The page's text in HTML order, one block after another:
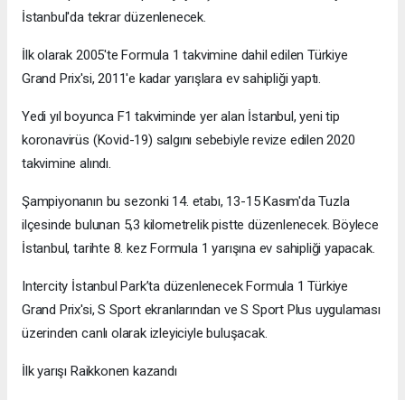
İstanbul'da tekrar düzenlenecek.
İlk olarak 2005'te Formula 1 takvimine dahil edilen Türkiye
Grand Prix'si, 2011'e kadar yarışlara ev sahipliği yaptı.
Yedi yıl boyunca F1 takviminde yer alan İstanbul, yeni tip
koronavirüs (Kovid-19) salgını sebebiyle revize edilen 2020
takvimine alındı.
Şampiyonanın bu sezonki 14. etabı, 13-15 Kasım'da Tuzla
ilçesinde bulunan 5,3 kilometrelik pistte düzenlenecek. Böylece
İstanbul, tarihte 8. kez Formula 1 yarışına ev sahipliği yapacak.
Intercity İstanbul Park’ta düzenlenecek Formula 1 Türkiye
Grand Prix'si, S Sport ekranlarından ve S Sport Plus uygulaması
üzerinden canlı olarak izleyiciyle buluşacak.
İlk yarışı Raikkonen kazandı